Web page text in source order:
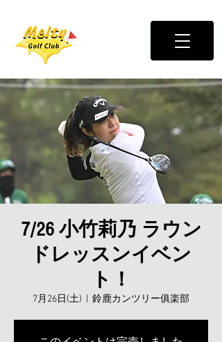
7/26 小竹莉乃 ラウン
ドレッスンイベン
ト！
7月26日(土) 鈴鹿カンツリー俱楽部